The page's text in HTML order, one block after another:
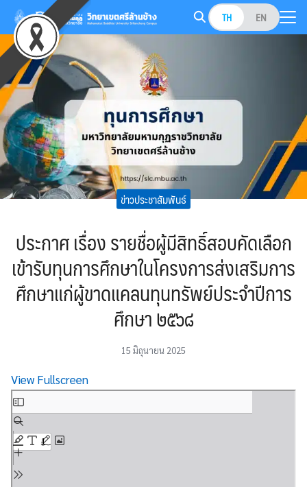
Skip
content
TH EN
Search
for:
ข่าวประชาสัมพันธ์
ประกาศ เรื่อง รายชื่อผู้มีสิทธิ์สอบคัดเลือก
เข้ารับทุนการศึกษาในโครงการส่งเสริมการ
ศึกษาแก่ผู้ขาดแคลนทุนทรัพย์ประจำปีการ
ศึกษา ๒๕๖๘
15 มิถุนายน 2025
View Fullscreen
Skip
to
PDF
content